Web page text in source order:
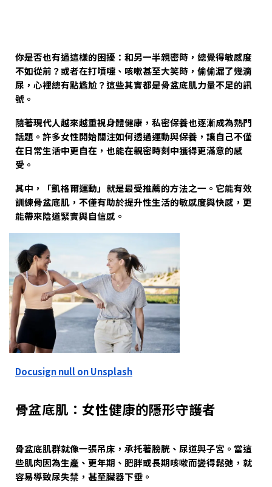
你是否也有過這樣的困擾：和另一半親密時，總覺得敏感度
不如從前？或者在打噴嚏、咳嗽甚至大笑時，偷偷漏了幾滴
尿，心裡總有點尷尬？這些其實都是骨盆底肌力量不足的訊
號。
隨著現代人越來越重視身體健康，私密保養也逐漸成為熱門
話題。許多女性開始關注如何透過運動與保養，讓自己不僅
在日常生活中更自在，也能在親密時刻中獲得更滿意的感
受。
其中，「凱格爾運動」就是最受推薦的方法之一。它能有效
訓練骨盆底肌，不僅有助於提升性生活的敏感度與快感，更
能帶來陰道緊實與自信感。
Docusign null on Unsplash
骨盆底肌：女性健康的隱形守護者
骨盆底肌群就像一張吊床，承托著膀胱、尿道與子宮。當這
些肌肉因為生產、更年期、肥胖或長期咳嗽而變得鬆弛，就
容易導致尿失禁，甚至臟器下垂。